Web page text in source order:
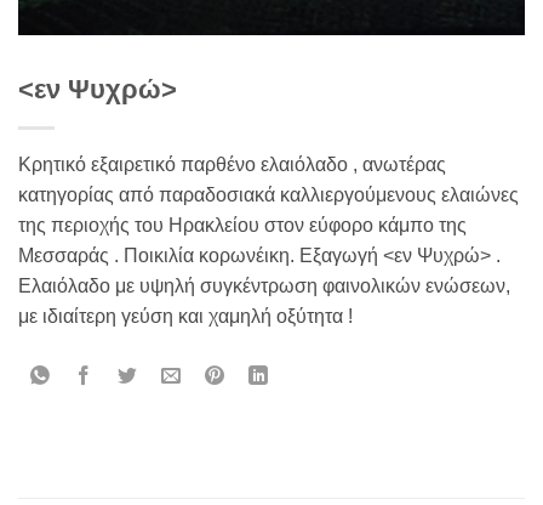
<εν Ψυχρώ>
Κρητικό εξαιρετικό παρθένο ελαιόλαδο , ανωτέρας
κατηγορίας από παραδοσιακά καλλιεργούμενους ελαιώνες
της περιοχής του Ηρακλείου στον εύφορο κάμπο της
Μεσσαράς . Ποικιλία κορωνέικη. Εξαγωγή <εν Ψυχρώ> .
Ελαιόλαδο με υψηλή συγκέντρωση φαινολικών ενώσεων,
με ιδιαίτερη γεύση και χαμηλή οξύτητα !